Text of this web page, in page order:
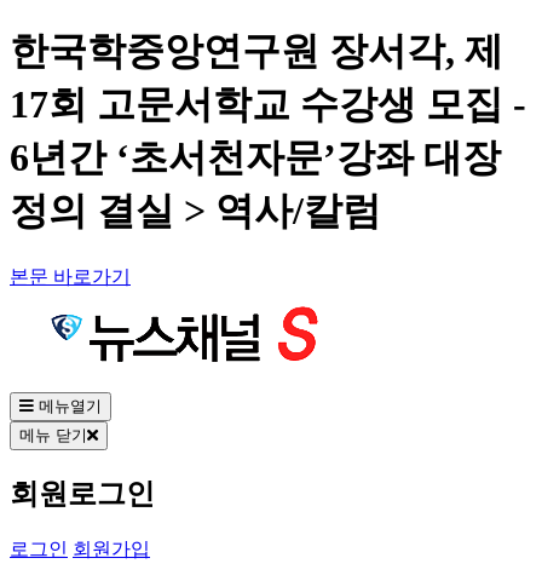
한국학중앙연구원 장서각, 제
17회 고문서학교 수강생 모집 -
6년간 ‘초서천자문’강좌 대장
정의 결실 > 역사/칼럼
본문 바로가기
메뉴열기
메뉴 닫기
회원로그인
로그인 회원가입